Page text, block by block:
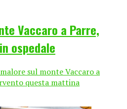
Vaccaro a Parre,
ospedale
sul monte Vaccaro a
questa mattina